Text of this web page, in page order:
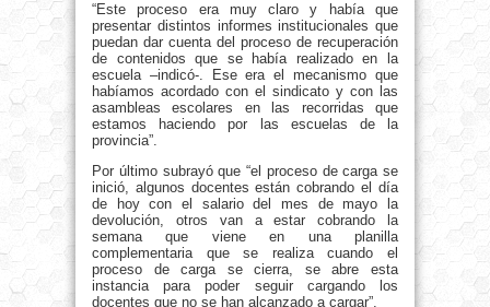
“Este proceso era muy claro y había que
presentar distintos informes institucionales que
puedan dar cuenta del proceso de recuperación
de contenidos que se había realizado en la
escuela –indicó-. Ese era el mecanismo que
habíamos acordado con el sindicato y con las
asambleas escolares en las recorridas que
estamos haciendo por las escuelas de la
provincia”.
Por último subrayó que “el proceso de carga se
inició, algunos docentes están cobrando el día
de hoy con el salario del mes de mayo la
devolución, otros van a estar cobrando la
semana que viene en una planilla
complementaria que se realiza cuando el
proceso de carga se cierra, se abre esta
instancia para poder seguir cargando los
docentes que no se han alcanzado a cargar”.